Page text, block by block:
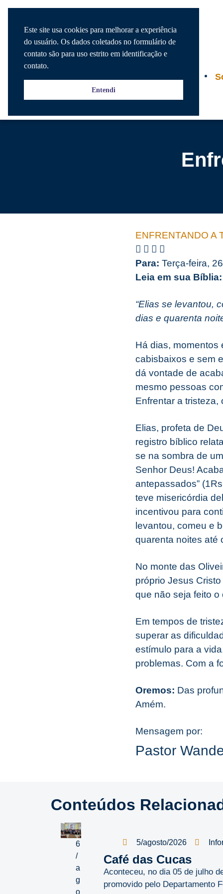
ENFRENTANDO A
Para: Terça-feira,
Leia em sua Bíblia:
“Elias se levantou,
dias e quarenta
Há dias, momentos
cabisbaixos e sem
dá vontade de
mesmo pessoas
Enfrentar a tristeza,
Elias, profeta de
registro bíblico
se na sombra de
Senhor Deus!
antepassados”
teve misericórdia
incentivou para
levantou, comeu e
quarenta noites até
No monte das
próprio Jesus
que não seja feito o
Em tempos de
superar as
estímulo para a
problemas. Com a
Oremos: Das
Amém.
Mensagem por:
Pastor
Conteúdos
6
/
a
g
o
5/agosto/2026
Café das Cucas
Aconteceu, no dia 05 de julho
promovido pelo Departamento
Este site usa cookies para melhorar a experiência
do usuário. Os dados coletados no formulário de
contato são para uso estrito em identificação e
contato.
Entendi